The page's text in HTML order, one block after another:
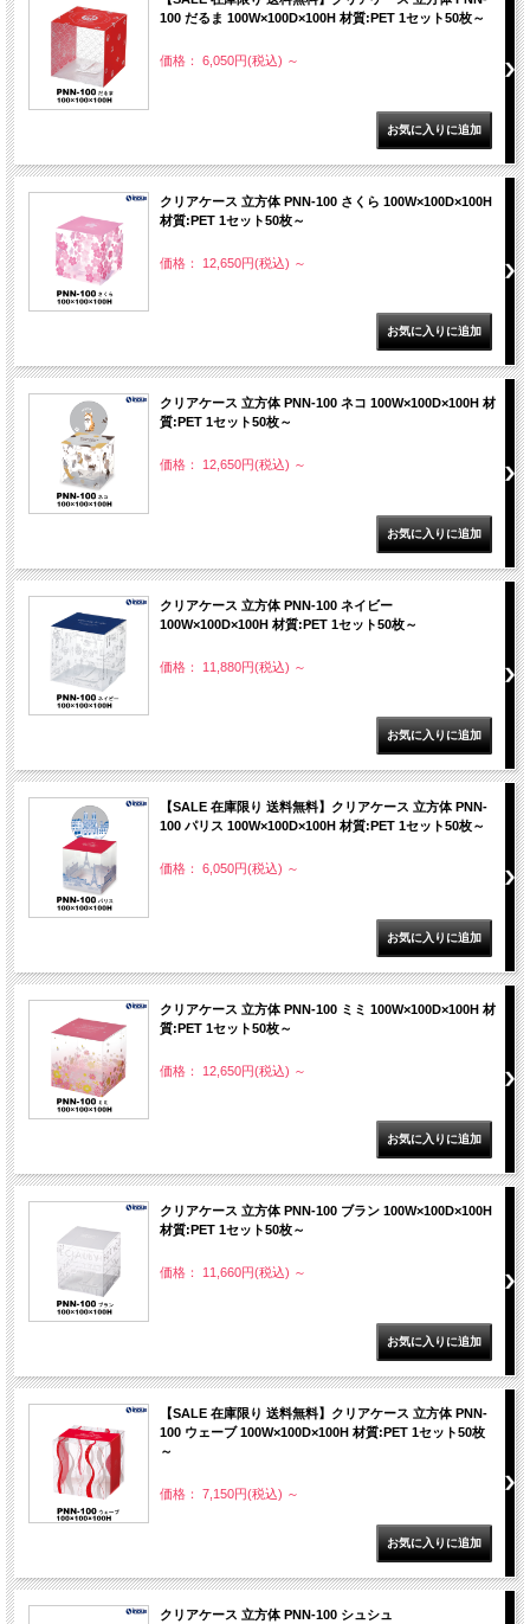
100 だるま 100W×100D×100H 材質:PET 1セット50枚～
価格： 6,050円(税込) ～
クリアケース 立方体 PNN-100 さくら 100W×100D×100H
材質:PET 1セット50枚～
価格： 12,650円(税込) ～
クリアケース 立方体 PNN-100 ネコ 100W×100D×100H 材
質:PET 1セット50枚～
価格： 12,650円(税込) ～
クリアケース 立方体 PNN-100 ネイビー
100W×100D×100H 材質:PET 1セット50枚～
価格： 11,880円(税込) ～
【SALE 在庫限り 送料無料】クリアケース 立方体 PNN-
100 パリス 100W×100D×100H 材質:PET 1セット50枚～
価格： 6,050円(税込) ～
クリアケース 立方体 PNN-100 ミミ 100W×100D×100H 材
質:PET 1セット50枚～
価格： 12,650円(税込) ～
クリアケース 立方体 PNN-100 ブラン 100W×100D×100H
材質:PET 1セット50枚～
価格： 11,660円(税込) ～
【SALE 在庫限り 送料無料】クリアケース 立方体 PNN-
100 ウェーブ 100W×100D×100H 材質:PET 1セット50枚
～
価格： 7,150円(税込) ～
クリアケース 立方体 PNN-100 シュシュ